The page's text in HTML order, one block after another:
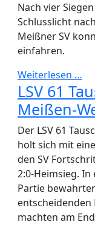
Nach vier
Schlusslicht
Meißner SV
einfahren.
Weiterlesen …
LSV 61
Meißen-
Der LSV 61
holt sich mit
den SV
2:0-Heimsieg.
Partie
entscheidenden
machten am